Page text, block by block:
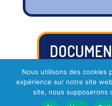
Nous utilisons des cookies
expérience sur notre site
site, nous supposerons